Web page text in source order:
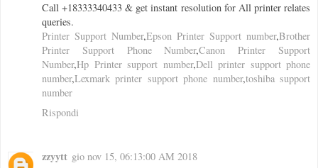
Call +18333340433 & get instant resolution for All printer relates
queries.
Printer Support Number,Epson Printer Support number,Brother
Printer Support Phone Number,Canon Printer Support
Number,Hp Printer support number,Dell printer support phone
number,Lexmark printer support phone number,toshiba support
number
Rispondi
zzyytt gio nov 15, 06:13:00 AM 2018